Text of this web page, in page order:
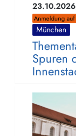
Anmeldung
München
Spuren